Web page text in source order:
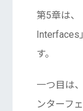
第5章は、
す。
一つ目は
ンターフ